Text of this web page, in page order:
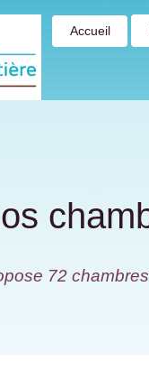
Accueil
72